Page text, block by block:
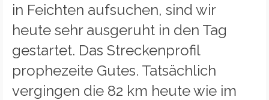
in Feichten aufsuchen, sind wir
heute sehr ausgeruht in den Tag
gestartet. Das Streckenprofil
prophezeite Gutes. Tatsächlich
vergingen die 82 km heute wie im